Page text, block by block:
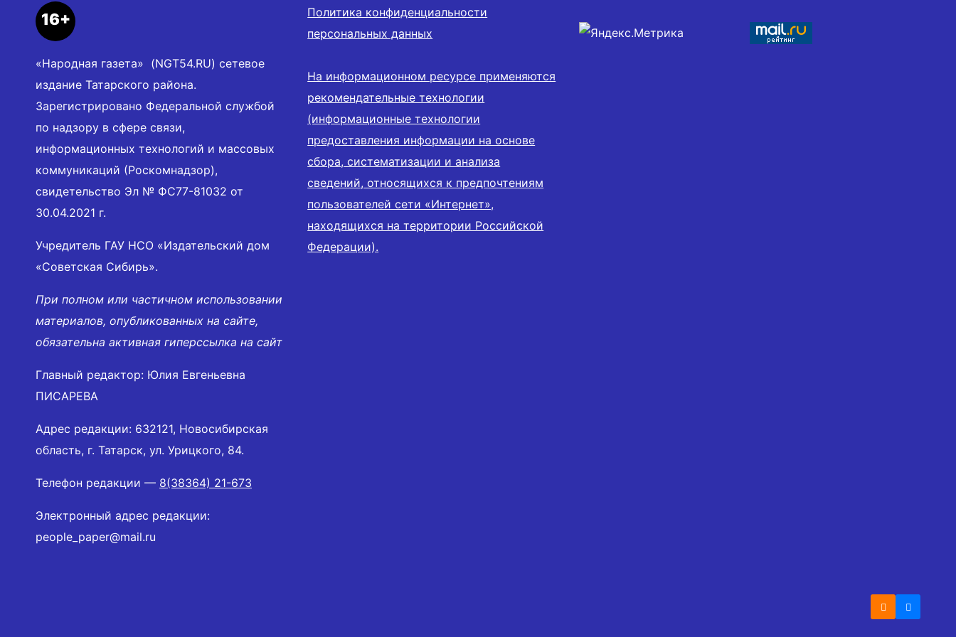
16+
«Народная газета» (NGT54.RU) сетевое
издание Татарского района.
Зарегистрировано Федеральной службой
по надзору в сфере связи,
информационных технологий и массовых
коммуникаций (Роскомнадзор),
свидетельство Эл № ФС77-81032 от
30.04.2021 г.
Учредитель ГАУ НСО «Издательский дом
«Советская Сибирь».
При полном или частичном использовании
материалов, опубликованных на сайте,
обязательна активная гиперссылка на сайт
Главный редактор: Юлия Евгеньевна
ПИСАРЕВА
Адрес редакции: 632121, Новосибирская
область, г. Татарск, ул. Урицкого, 84.
Телефон редакции — 8(38364) 21-673
Электронный адрес редакции:
people_paper@mail.ru
Политика конфиденциальности
персональных данных
На информационном ресурсе применяются
рекомендательные технологии
(информационные технологии
предоставления информации на основе
сбора, систематизации и анализа
сведений, относящихся к предпочтениям
пользователей сети «Интернет»,
находящихся на территории Российской
Федерации).